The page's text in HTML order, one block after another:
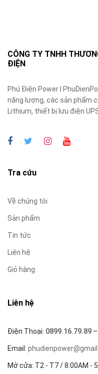
CÔNG TY TNHH
ĐIỆN
Phú Điện Power I
năng lượng, các sản phẩm
Lithium, thiết bị lưu điện
Tra cứu
Về chúng tôi
Sản phẩm
Tin tức
Liên hệ
Giỏ hàng
Liên hệ
Điện Thoại: 0899.16.79.89 –
Email:
Mở cửa: T2 - T7 / 8:00AM -